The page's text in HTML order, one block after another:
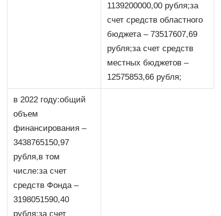
1139200000,00 рубля;за
счет средств областного
бюджета – 73517607,69
рубля;за счет средств
местных бюджетов –
12575853,66 рубля;
в 2022 году:общий
объем
финансирования –
3438765150,97
рубля,в том
числе:за счет
средств Фонда –
3198051590,40
рубля;за счет